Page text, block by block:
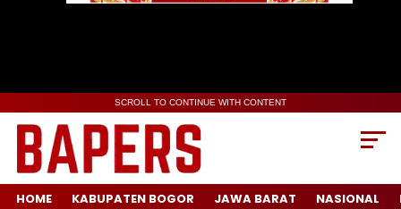
SCROLL TO CONTINUE WITH CONTENT
HOME KABUPATEN BOGOR JAWA BARAT NASIONAL